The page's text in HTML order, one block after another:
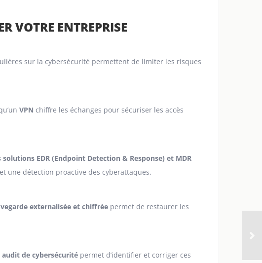
VOTRE ENTREPRISE
sur la cybersécurité permettent de limiter les risques
VPN chiffre les échanges pour sécuriser les accès
solutions EDR (Endpoint Detection & Response) et MDR
une détection proactive des cyberattaques.
externalisée et chiffrée permet de restaurer les
audit de cybersécurité permet d’identifier et corriger ces